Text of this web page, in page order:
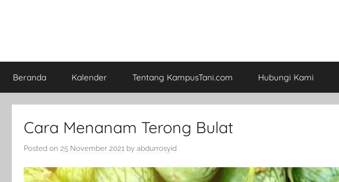
Beranda Kalender Tentang KampusTani.com Hubungi Kami
Cara Menanam Terong Bulat
Posted on 25 November 2021 by abdurrosyid